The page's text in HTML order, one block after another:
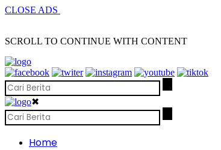
CLOSE ADS
SCROLL TO CONTINUE WITH CONTENT
✖
Home